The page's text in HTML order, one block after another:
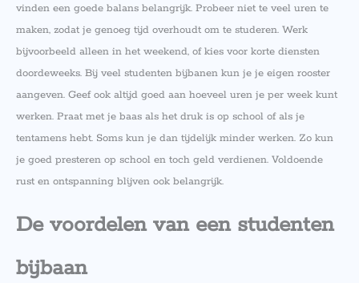
vinden een goede balans belangrijk. Probeer niet te veel uren te
maken, zodat je genoeg tijd overhoudt om te studeren. Werk
bijvoorbeeld alleen in het weekend, of kies voor korte diensten
doordeweeks. Bij veel studenten bijbanen kun je je eigen rooster
aangeven. Geef ook altijd goed aan hoeveel uren je per week kunt
werken. Praat met je baas als het druk is op school of als je
tentamens hebt. Soms kun je dan tijdelijk minder werken. Zo kun
je goed presteren op school en toch geld verdienen. Voldoende
rust en ontspanning blijven ook belangrijk.
De voordelen van een studenten
bijbaan